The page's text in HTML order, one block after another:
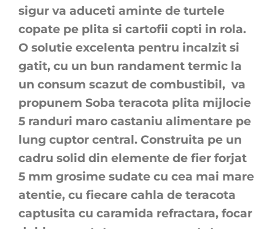
sigur va aduceti aminte de turtele
copate pe plita si cartofii copti in rola.
O solutie excelenta pentru incalzit si
gatit, cu un bun randament termic la
un consum scazut de combustibil, va
propunem Soba teracota plita mijlocie
5 randuri maro castaniu alimentare pe
lung cuptor central. Construita pe un
cadru solid din elemente de fier forjat
5 mm grosime sudate cu cea mai mare
atentie, cu fiecare cahla de teracota
captusita cu caramida refractara, focar